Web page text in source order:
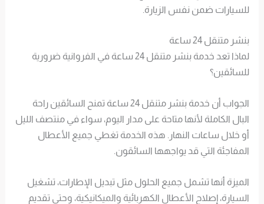
للسيارات ضمن نفس الزيارة.
بنشر متنقل 24 ساعة
لماذا تعد خدمة بنشر متنقل 24 ساعة في الفروانية ضرورية
للسائقين؟
الجواب أن خدمة بنشر متنقل 24 ساعة تمنح السائقين راحة
البال الكاملة لأنها متاحة على مدار اليوم، سواء في منتصف الليل
أو خلال ساعات النهار. هذه الخدمة تغطي جميع الأعطال
المفاجئة التي قد يواجهها السائقون.
الميزة أنها تشمل جميع الحلول مثل تبديل الإطارات، تشغيل
السيارة، إصلاح الأعطال الكهربائية والميكانيكية، وحتى تقديم